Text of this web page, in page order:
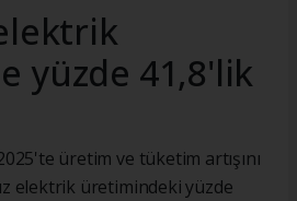
yüzde 41,8'lik
üretim ve tüketim artışını
elektrik üretimindeki yüzde